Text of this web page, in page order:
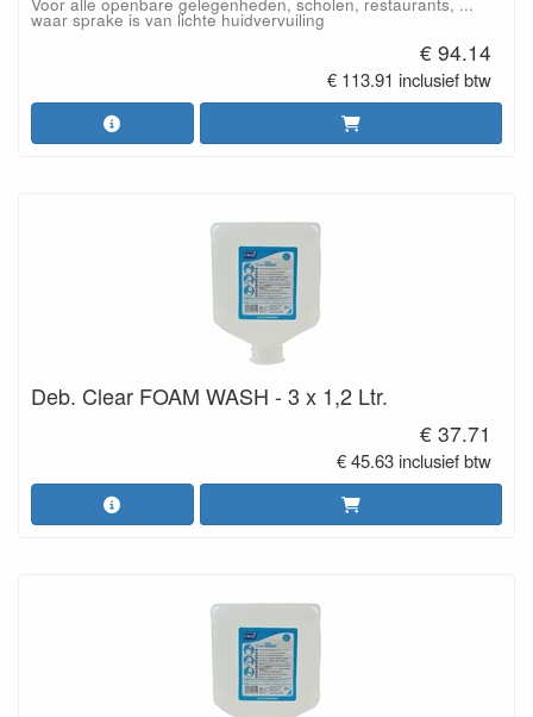
waar sprake is van lichte huidvervuiling
€ 94.14
€ 113.91 inclusief btw
Deb. Clear FOAM WASH - 3 x 1,2 Ltr.
€ 37.71
€ 45.63 inclusief btw